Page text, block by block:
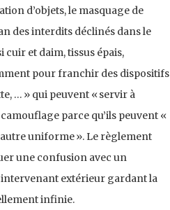
d’objets, le masquage de
des interdits déclinés dans le
et daim, tissus épais,
pour franchir des dispositifs
… » qui peuvent « servir à
parce qu’ils peuvent «
uniforme ». Le règlement
une confusion avec un
intervenant extérieur gardant la
infinie.